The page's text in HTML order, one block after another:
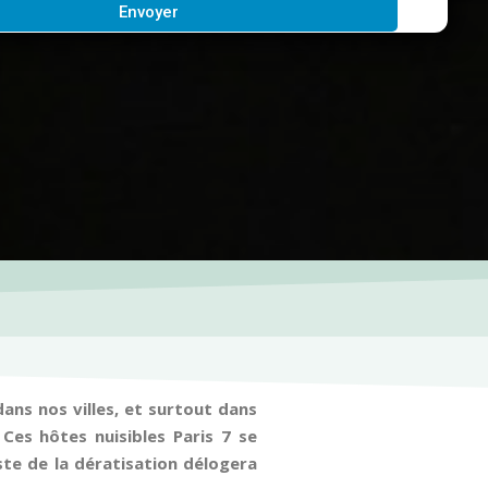
Envoyer
nos villes, et surtout dans
hôtes nuisibles Paris 7 se
de la dératisation délogera